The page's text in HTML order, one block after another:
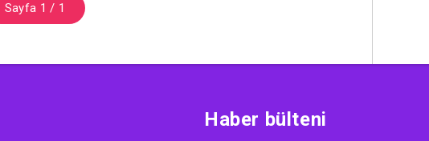
Sayfa 1 / 1
Haber bülteni